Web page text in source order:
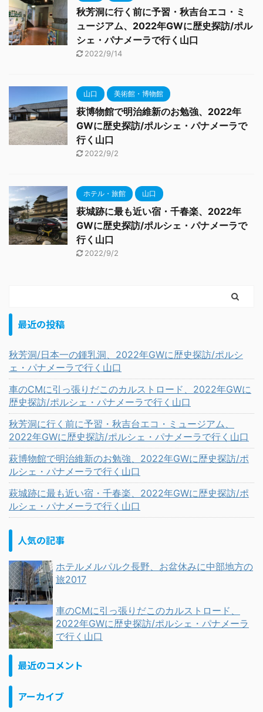
秋芳洞に行く前に予習・秋吉台エコ・ミ
ュージアム、2022年GWに歴史探訪/ポル
シェ・パナメーラで行く山口
2022/9/14
山口 美術館・博物館
萩博物館で明治維新のお勉強、2022年
GWに歴史探訪/ポルシェ・パナメーラで
行く山口
2022/9/2
ホテル・旅館 山口
萩城跡に最も近い宿・千春楽、2022年
GWに歴史探訪/ポルシェ・パナメーラで
行く山口
2022/9/2
最近の投稿
秋芳洞/日本一の鍾乳洞、2022年GWに歴史探訪/ポルシ
ェ・パナメーラで行く山口
車のCMに引っ張りだこのカルストロード、2022年GWに
歴史探訪/ポルシェ・パナメーラで行く山口
秋芳洞に行く前に予習・秋吉台エコ・ミュージアム、
2022年GWに歴史探訪/ポルシェ・パナメーラで行く山口
萩博物館で明治維新のお勉強、2022年GWに歴史探訪/ポ
ルシェ・パナメーラで行く山口
萩城跡に最も近い宿・千春楽、2022年GWに歴史探訪/ポ
ルシェ・パナメーラで行く山口
人気の記事
ホテルメルパルク長野、お盆休みに中部地方の
旅2017
車のCMに引っ張りだこのカルストロード、
2022年GWに歴史探訪/ポルシェ・パナメーラ
で行く山口
最近のコメント
アーカイブ